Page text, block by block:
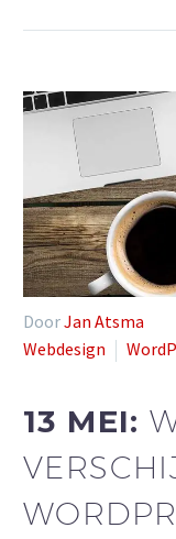
DoorJan Atsma
Webdesign
13 MEI: